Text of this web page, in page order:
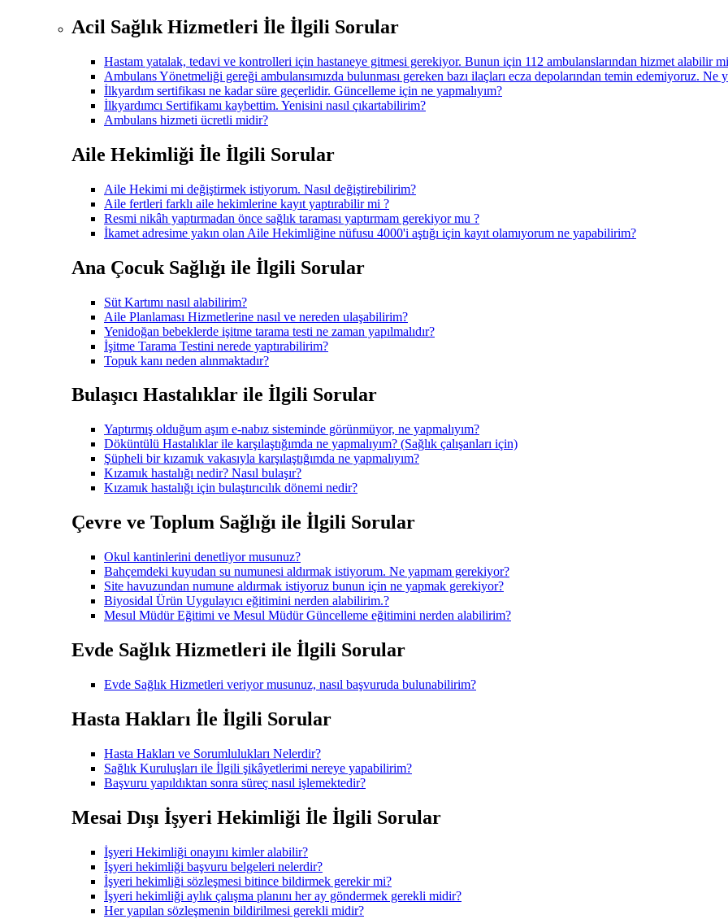
Acil Sağlık Hizmetleri İle İlgili Sorular
Hastam yatalak, tedavi ve kontrolleri için hastaneye gitmesi gerekiyor. Bunun için 112 ambulanslarından hizmet alabilir
Ambulans Yönetmeliği gereği ambulansımızda bulunması gereken bazı ilaçları ecza depolarından temin edemiyoruz. Ne
İlkyardım sertifikası ne kadar süre geçerlidir. Güncelleme için ne yapmalıyım?
İlkyardımcı Sertifikamı kaybettim. Yenisini nasıl çıkartabilirim?
Ambulans hizmeti ücretli midir?
Aile Hekimliği İle İlgili Sorular
Aile Hekimi mi değiştirmek istiyorum. Nasıl değiştirebilirim?
Aile fertleri farklı aile hekimlerine kayıt yaptırabilir mi ?
Resmi nikâh yaptırmadan önce sağlık taraması yaptırmam gerekiyor mu ?
İkamet adresime yakın olan Aile Hekimliğine nüfusu 4000'i aştığı için kayıt olamıyorum ne yapabilirim?
Ana Çocuk Sağlığı ile İlgili Sorular
Süt Kartımı nasıl alabilirim?
Aile Planlaması Hizmetlerine nasıl ve nereden ulaşabilirim?
Yenidoğan bebeklerde işitme tarama testi ne zaman yapılmalıdır?
İşitme Tarama Testini nerede yaptırabilirim?
Topuk kanı neden alınmaktadır?
Bulaşıcı Hastalıklar ile İlgili Sorular
Yaptırmış olduğum aşım e-nabız sisteminde görünmüyor, ne yapmalıyım?
Döküntülü Hastalıklar ile karşılaştığımda ne yapmalıyım? (Sağlık çalışanları için)
Şüpheli bir kızamık vakasıyla karşılaştığımda ne yapmalıyım?
Kızamık hastalığı nedir? Nasıl bulaşır?
Kızamık hastalığı için bulaştırıcılık dönemi nedir?
Çevre ve Toplum Sağlığı ile İlgili Sorular
Okul kantinlerini denetliyor musunuz?
Bahçemdeki kuyudan su numunesi aldırmak istiyorum. Ne yapmam gerekiyor?
Site havuzundan numune aldırmak istiyoruz bunun için ne yapmak gerekiyor?
Biyosidal Ürün Uygulayıcı eğitimini nerden alabilirim.?
Mesul Müdür Eğitimi ve Mesul Müdür Güncelleme eğitimini nerden alabilirim?
Evde Sağlık Hizmetleri ile İlgili Sorular
Evde Sağlık Hizmetleri veriyor musunuz, nasıl başvuruda bulunabilirim?
Hasta Hakları İle İlgili Sorular
Hasta Hakları ve Sorumlulukları Nelerdir?
Sağlık Kuruluşları ile İlgili şikâyetlerimi nereye yapabilirim?
Başvuru yapıldıktan sonra süreç nasıl işlemektedir?
Mesai Dışı İşyeri Hekimliği İle İlgili Sorular
İşyeri Hekimliği onayını kimler alabilir?
İşyeri hekimliği başvuru belgeleri nelerdir?
İşyeri hekimliği sözleşmesi bitince bildirmek gerekir mi?
İşyeri hekimliği aylık çalışma planını her ay göndermek gerekli midir?
Her yapılan sözleşmenin bildirilmesi gerekli midir?